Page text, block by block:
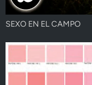
SEXO EN EL CAMPO